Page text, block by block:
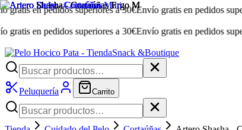
en pedidos superiores a 30€Envío gratis en pedidos
en pedidos superiores a 30€Envío gratis en pedidos
Snack &Boutique
Peluquería Carrito